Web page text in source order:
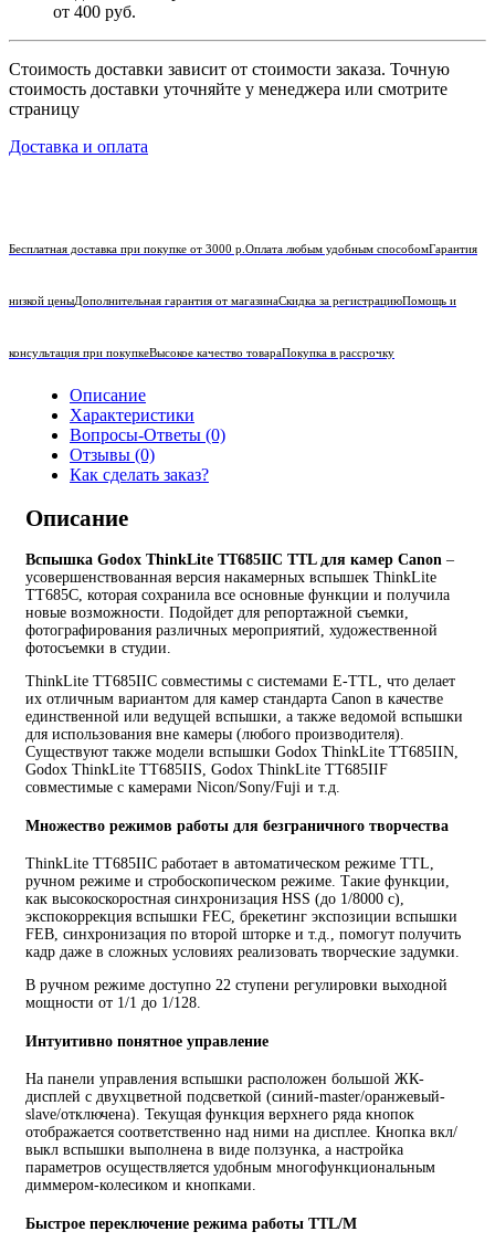
от 400 руб.
Стоимость доставки зависит от стоимости заказа. Точную
стоимость доставки уточняйте у менеджера или смотрите
страницу
Доставка и оплата
Бесплатная доставка при покупке от 3000 р. Оплата любым удобным способомГарантия
низкой ценыДополнительная гарантия от магазинаСкидка за регистрациюПомощь и
консультация при покупкеВысокое качество товараПокупка в рассрочку
Описание
Характеристики
Вопросы-Ответы (0)
Отзывы (0)
Как сделать заказ?
Описание
Вспышка Godox ThinkLite TT685IIC TTL для камер Canon –
усовершенствованная версия накамерных вспышек ThinkLite
TT685C, которая сохранила все основные функции и получила
новые возможности. Подойдет для репортажной съемки,
фотографирования различных мероприятий, художественной
фотосъемки в студии.
ThinkLite TT685IIC совместимы с системами Е-TTL, что делает
их отличным вариантом для камер стандарта Canon в качестве
единственной или ведущей вспышки, а также ведомой вспышки
для использования вне камеры (любого производителя).
Существуют также модели вспышки Godox ThinkLite TT685IIN,
Godox ThinkLite TT685IIS, Godox ThinkLite TT685IIF
совместимые с камерами Nicon/Sony/Fuji и т.д.
Множество режимов работы для безграничного творчества
ThinkLite TT685IIC работает в автоматическом режиме TTL,
ручном режиме и стробоскопическом режиме. Такие функции,
как высокоскоростная синхронизация HSS (до 1/8000 с),
экспокоррекция вспышки FEC, брекетинг экспозиции вспышки
FEB, синхронизация по второй шторке и т.д., помогут получить
кадр даже в сложных условиях реализовать творческие задумки.
В ручном режиме доступно 22 ступени регулировки выходной
мощности от 1/1 до 1/128.
Интуитивно понятное управление
На панели управления вспышки расположен большой ЖК-
дисплей с двухцветной подсветкой (синий-master/оранжевый-
slave/отключена). Текущая функция верхнего ряда кнопок
отображается соответственно над ними на дисплее. Кнопка вкл/
выкл вспышки выполнена в виде ползунка, а настройка
параметров осуществляется удобным многофункциональным
диммером-колесиком и кнопками.
Быстрое переключение режима работы TTL/M